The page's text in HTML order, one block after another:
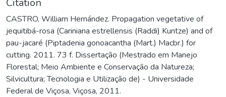
CASTRO, William Hernández. Propagation vegetative of
jequitibá-rosa (Cariniana estrellensis (Raddi) Kuntze) and of
pau-jacaré (Piptadenia gonoacantha (Mart.) Macbr.) for
cutting. 2011. 73 f. Dissertação (Mestrado em Manejo
Florestal; Meio Ambiente e Conservação da Natureza;
Silvicultura; Tecnologia e Utilização de) - Universidade
Federal de Viçosa, Viçosa, 2011.